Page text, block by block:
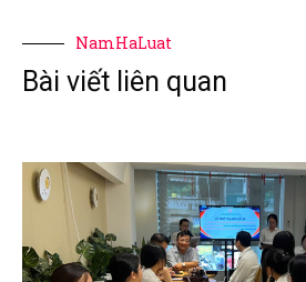
NamHaLuat
Bài viết liên quan